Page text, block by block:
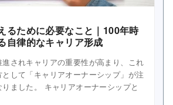
るために必要なこと｜100年時
自律的なキャリア形成
されキャリアの重要性が高まり、これ
して「キャリアオーナーシップ」が注
ました。 キャリアオーナーシップと